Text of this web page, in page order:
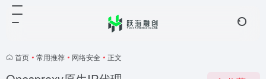
首页 • 常用推荐 • 网络安全 • 正文